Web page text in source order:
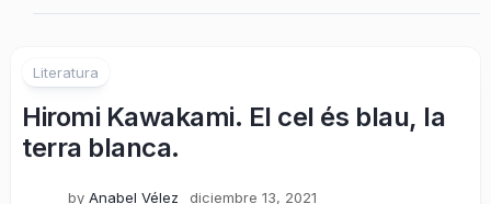
Literatura
Hiromi Kawakami. El cel és blau, la
terra blanca.
by Anabel Vélez diciembre 13, 2021